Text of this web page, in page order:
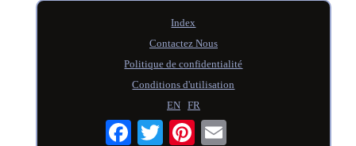
Index
Contactez Nous
Politique de confidentialité
Conditions d'utilisation
EN
FR